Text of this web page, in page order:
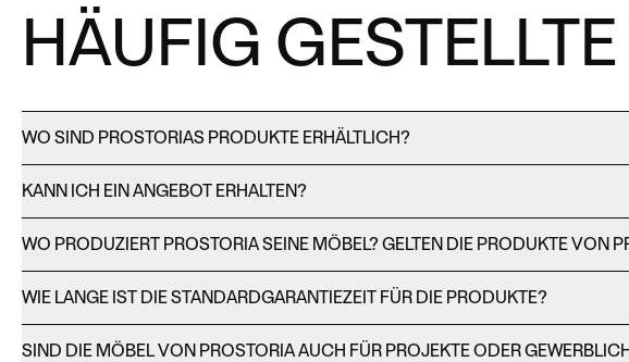
HÄUFIG
WO SIND PROSTORIAS PRODUKTE ERHÄLTLICH?
KANN ICH EIN ANGEBOT ERHALTEN?
WO PRODUZIERT PROSTORIA SEINE MÖBEL? GELTEN DIE PRODUKTE VON
WIE LANGE IST DIE STANDARDGARANTIEZEIT FÜR DIE PRODUKTE?
SIND DIE MÖBEL VON PROSTORIA AUCH FÜR PROJEKTE ODER